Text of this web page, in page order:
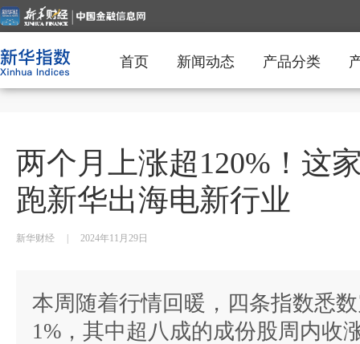
首页 新闻动态 产品分类
两个月上涨超120%！这
跑新华出海电新行业
新华财经 2024年11月29日
本周随着行情回暖，四条指数悉
1%，其中超八成的成份股周内收